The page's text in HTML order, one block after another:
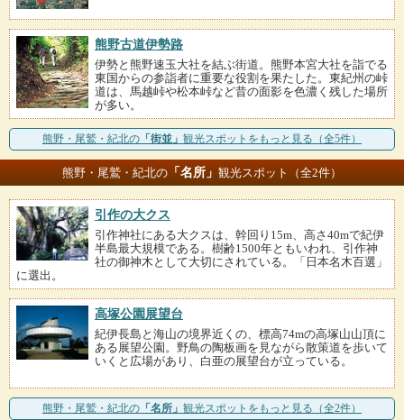
熊野古道伊勢路
伊勢と熊野速玉大社を結ぶ街道。熊野本宮大社を詣でる
東国からの参詣者に重要な役割を果たした。東紀州の峠
道は、馬越峠や松本峠など昔の面影を色濃く残した場所
が多い。
熊野・尾鷲・紀北の 「街並」 観光スポットをもっと見る（全5件）
熊野・尾鷲・紀北の 「名所」 観光スポット（全2件）
引作の大クス
引作神社にある大クスは、幹回り15m、高さ40mで紀伊
半島最大規模である。樹齢1500年ともいわれ、引作神
社の御神木として大切にされている。「日本名木百選」
に選出。
高塚公園展望台
紀伊長島と海山の境界近くの、標高74mの高塚山山頂に
ある展望公園。野鳥の陶板画を見ながら散策道を歩いて
いくと広場があり、白亜の展望台が立っている。
熊野・尾鷲・紀北の 「名所」 観光スポットをもっと見る（全2件）